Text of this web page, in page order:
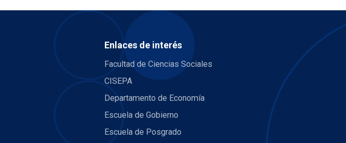
Enlaces de interés
Facultad de Ciencias Sociales
CISEPA
Departamento de Economía
Escuela de Gobierno
Escuela de Posgrado